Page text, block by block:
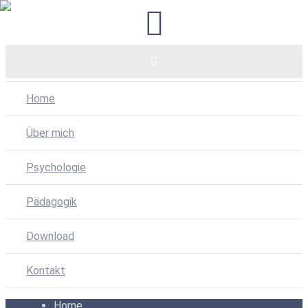
Home
Über mich
Psychologie
Pädagogik
Download
Kontakt